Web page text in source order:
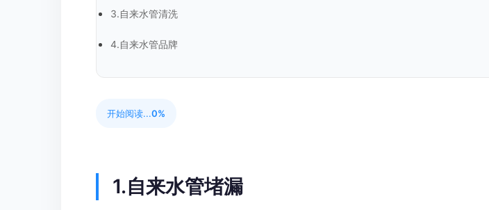
3.自来水管清洗
4.自来水管品牌
开始阅读...0%
1.自来水管堵漏